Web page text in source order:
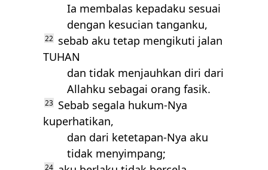
Ia membalas kepadaku sesuai
dengan kesucian tanganku,
22
sebab aku tetap mengikuti jalan
TUHAN
dan tidak menjauhkan diri dari
Allahku sebagai orang fasik.
23
Sebab segala hukum-Nya
kuperhatikan,
dan dari ketetapan-Nya aku
tidak menyimpang;
24